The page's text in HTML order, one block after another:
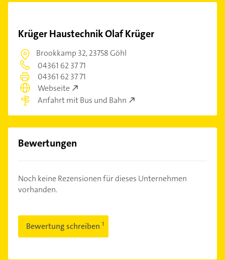
Krüger Haustechnik Olaf Krüger
Brookkamp 32,23758 Göhl
04361 62 37 71
04361 62 37 71
Webseite
Anfahrt mit Bus und Bahn
Bewertungen
Noch keine Rezensionen für dieses Unternehmen
vorhanden.
Bewertung schreiben